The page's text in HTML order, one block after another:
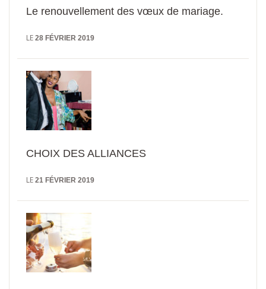
Le renouvellement des vœux de mariage.
LE 28 FÉVRIER 2019
CHOIX DES ALLIANCES
LE 21 FÉVRIER 2019